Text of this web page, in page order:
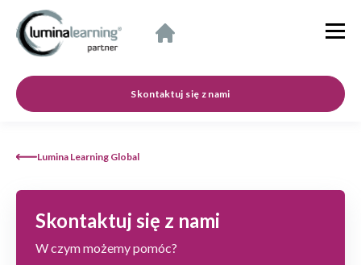
Skontaktuj się z nami
Lumina Learning Global
Skontaktuj się z nami
W czym możemy pomóc?